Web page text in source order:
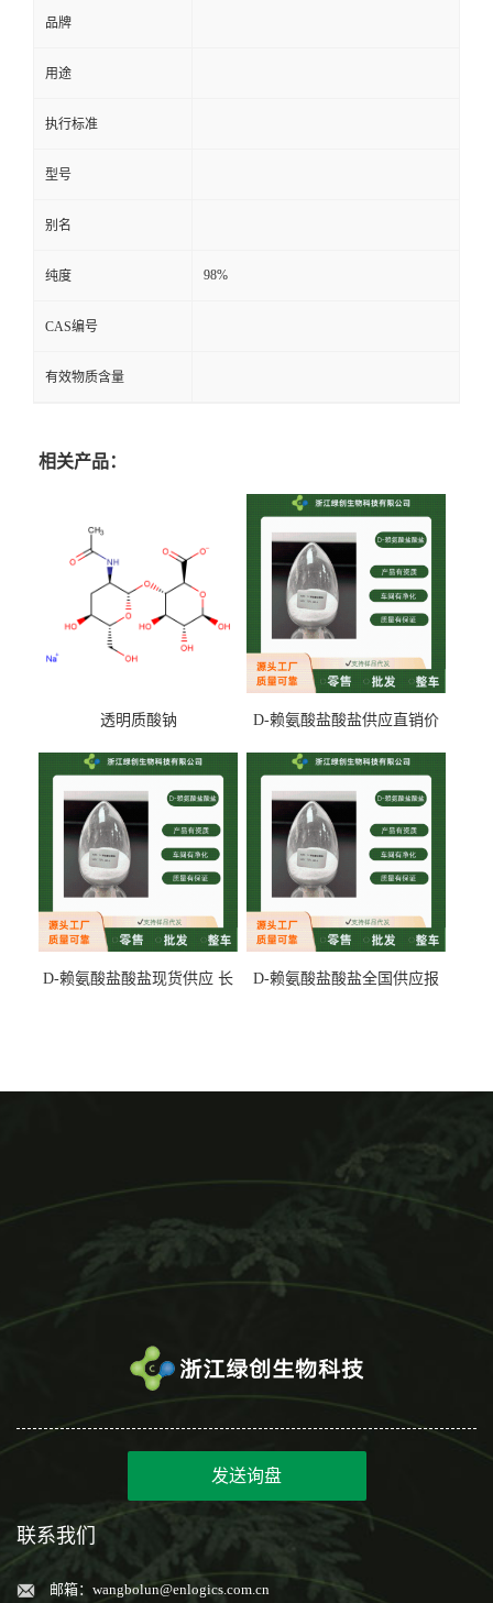
品牌
用途
执行标准
型号
别名
纯度 98%
CAS编号
有效物质含量
相关产品：
透明质酸钠
D-赖氨酸盐酸盐供应直销价
D-赖氨酸盐酸盐现货供应 长
D-赖氨酸盐酸盐全国供应报
发送询盘
联系我们
邮箱： wangbolun@enlogics.com.cn